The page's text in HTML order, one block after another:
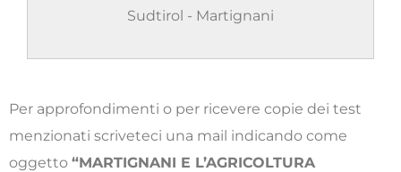
Sudtirol - Martignani
Per approfondimenti o per ricevere copie dei test
menzionati scriveteci una mail indicando come
oggetto “MARTIGNANI E L’AGRICOLTURA